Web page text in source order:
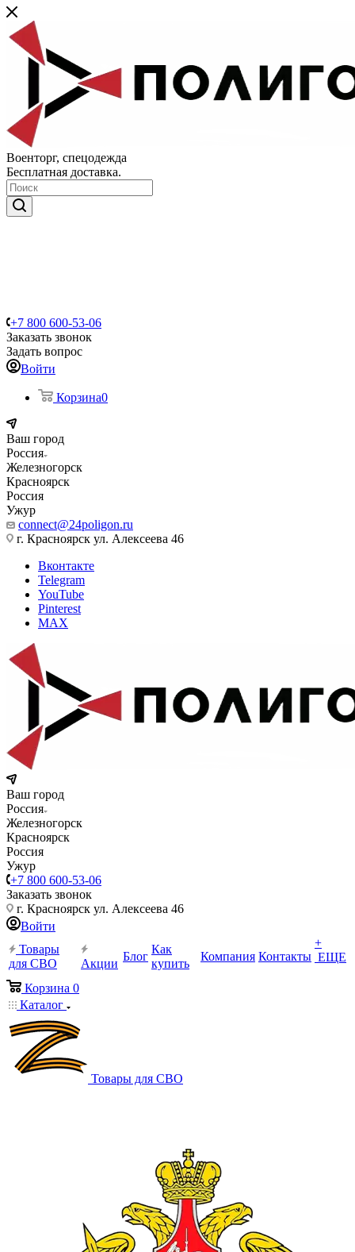
Военторг, спецодежда
Бесплатная доставка.
+7 800 600-53-06
Заказать звонок
Задать вопрос
Войти
Корзина0
Ваш город
Россия
Железногорск
Красноярск
Россия
Ужур
connect@24poligon.ru
г. Красноярск ул. Алексеева 46
Вконтакте
Telegram
YouTube
Pinterest
MAX
Ваш город
Россия
Железногорск
Красноярск
Россия
Ужур
+7 800 600-53-06
Заказать звонок
г. Красноярск ул. Алексеева 46
Войти
Товары
для СВО
Акции
Блог
Как
купить
Компания Контакты
+
ЕЩЕ
Корзина 0
Каталог
Товары для СВО